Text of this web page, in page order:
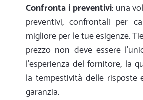
Confronta i preventivi: una
preventivi, confrontali per
migliore per le tue esigenze.
prezzo non deve essere
l'esperienza del fornitore, la
la tempestività delle risposte
garanzia.